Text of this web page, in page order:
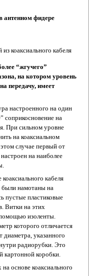
антенном фидере
коаксиального кабеля
“жгучего”
на котором уровень
передачу, имеет
настроенного на один
соприкосновение на
При сильном уровне
на коаксиальном
случае первый от
на наиболее
кабеля
были намотаны на
пустые пластиковые
Витки на этих
изоленты.
которого отличается
указанного
радиорубки. Это
картонной коробки.
основе коаксиального